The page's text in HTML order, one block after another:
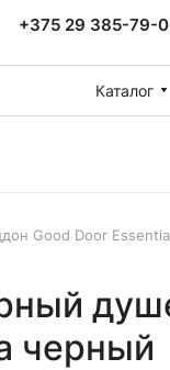
+375 29 385-79-
Каталог
Good Door
черный